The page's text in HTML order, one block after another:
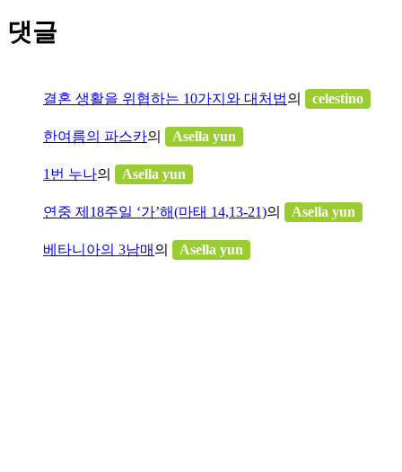
댓글
결혼 생활을 위협하는 10가지와 대처법의 celestino
한여름의 파스카의 Asella yun
1번 누나의 Asella yun
연중 제18주일 ‘가’해(마태 14,13-21)의 Asella yun
베타니아의 3남매 의 Asella yun